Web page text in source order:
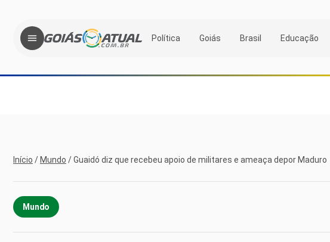
Política Goiás Brasil Educação
Início / Mundo /Guaidó diz que recebeu apoio de militares e ameaça depor Maduro
Mundo